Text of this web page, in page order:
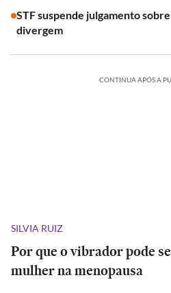
STF suspende julgamento
divergem
CONTINUA APÓS A
SILVIA RUIZ
Por que o vibrador pode
mulher na menopausa